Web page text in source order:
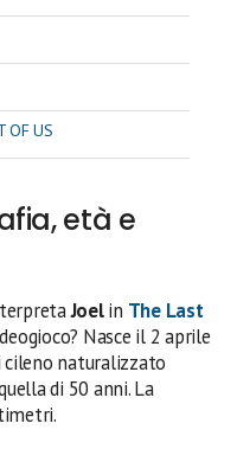
OF US
età e
Joelin The Last
Nasce il 2 aprile
cileno naturalizzato
di 50 anni. La